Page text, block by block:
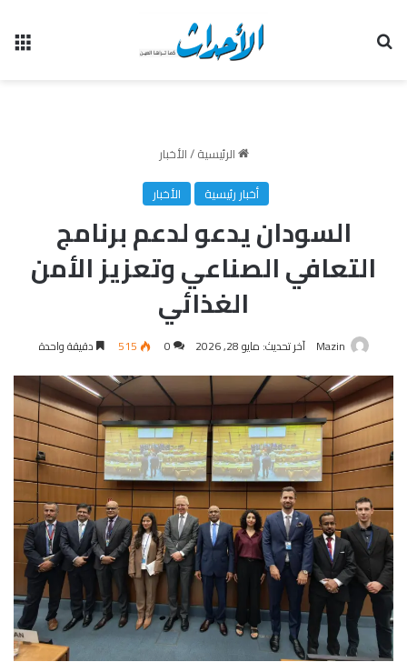
الرئيسية/الأخبار
أخبار رئيسية
الأخبار
السودان يدعو لدعم برنامج
التعافي الصناعي وتعزيز الأمن
الغذائي
Mazin آخر تحديث: مايو 28, 2026 0
515 دقيقة واحدة